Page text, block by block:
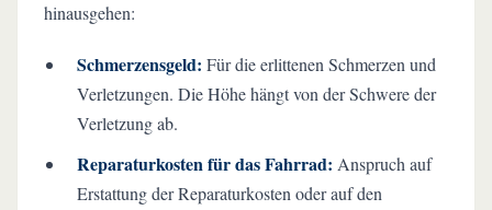
hinausgehen:
Schmerzensgeld: Für die erlittenen Schmerzen und
Verletzungen. Die Höhe hängt von der Schwere der
Verletzung ab.
Reparaturkosten für das Fahrrad: Anspruch auf
Erstattung der Reparaturkosten oder auf den